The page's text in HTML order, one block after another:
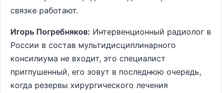
связке работают.
Игорь Погребняков: Интервенционный радиолог в
России в состав мультидисциплинарного
консилиума не входит, это специалист
приглушенный, его зовут в последнюю очередь,
когда резервы хирургического лечения